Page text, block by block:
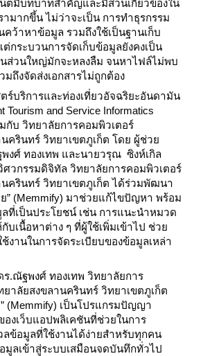
ตมีบทบาทสำคัญและมีส่วนเกี่ยวข้องใน
ามากขึ้น ไม่ว่าจะเป็น การทำธุรกรรม
ว้าหาข้อมูล รวมถึงใช้เป็นฐานเก็บ
กระบวนการจัดเก็บข้อมูลยังคงเป็น
นส่วนใหญ่มักจะหลงลืม จนหาไฟล์ไม่พบ
ถึงจัดส่งเอกสารไม่ถูกต้อง
ร์บริการและท่องเที่ยวอัจฉริยะอันดามัน
Tourism and Service Informatics
มกับ วิทยาลัยการคอมพิวเตอร์
ครินทร์ วิทยาเขตภูเก็ต โดย ผู้ช่วย
งศ์ ทองเทพ และนายวรุณ  ซิงห์เกิล
วกรรมดิจิทัล วิทยาลัยการคอมพิวเตอร์
ครินทร์ วิทยาเขตภูเก็ต ได้ร่วมพัฒนา
” (Memmify) มาช่วยแก้ไขปัญหา พร้อม
ที่เป็นประโยชน์ เช่น การแนะนำหมวด
บเนื้อหาต่าง ๆ ที่ผู้ใช้เพิ่มเข้าไป ช่วย
งานในการจัดระเบียบของข้อมูลเหล่า
.ณัฐพงศ์ ทองเทพ วิทยาลัยการ
าลัยสงขลานครินทร์ วิทยาเขตภูเก็ต
(Memmify) เป็นโปรแกรมปัญญา
งเว็บแอปพลิเคชันที่ช่วยในการ
ลข้อมูลที่ใช้งานได้ง่ายสำหรับทุกคน
มูลเข้าสู่ระบบเสมือนจดบันทึกทั่วไป